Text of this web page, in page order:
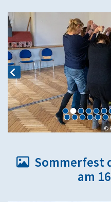
©
 Sommerfest
am